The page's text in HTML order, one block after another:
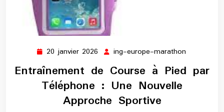
20 janvier 2026 20
janvier
2026
ing-europe-marathon
marathon
Entraînement de Course à Pied par
Téléphone : Une Nouvelle
Approche Sportive